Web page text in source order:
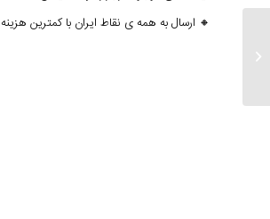
🔸 ارسال به همه ی نقاط ایران با کمترین هزینه